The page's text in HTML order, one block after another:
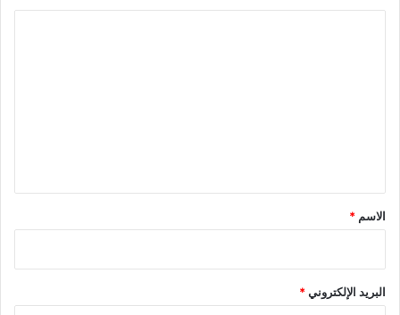
*
الاسم *
البريد الإلكتروني*